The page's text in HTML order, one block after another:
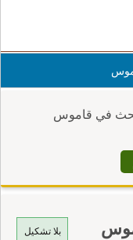
في قاموس
بلا تشكيل